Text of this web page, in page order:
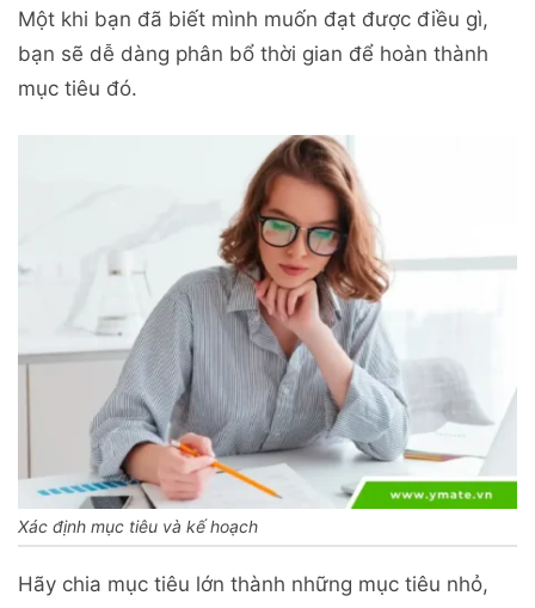
Một khi bạn đã biết mình muốn đạt được điều gì,
bạn sẽ dễ dàng phân bổ thời gian để hoàn thành
mục tiêu đó.
Xác định mục tiêu và kế hoạch
Hãy chia mục tiêu lớn thành những mục tiêu nhỏ,